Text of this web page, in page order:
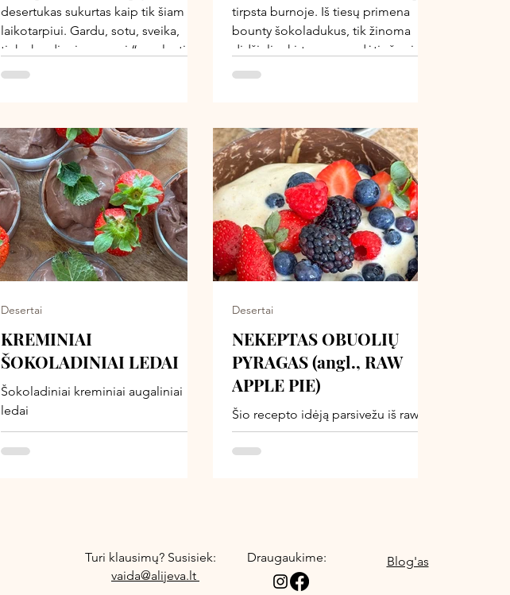
desertukas sukurtas kaip tik šiam
laikotarpiui. Gardu, sotu, sveika,
tinka kasdieniam norui “suvalgyti
kažką skanaus” patenkinti, kaip
kai susirinksite rudenėlio arbatėlei.
tirpsta burnoje. Iš tiesų primena
bounty šokoladukus, tik žinoma
didžiulis skirtumas - sudėtis švari, be
pridėtinio cukraus, ingredientai
pačioms ir vaišinti mylimuosius.
KREMINIAI
ŠOKOLADINIAI LEDAI
Šokoladiniai kreminiai augaliniai
ledai
Desertai
NEKEPTAS OBUOLIŲ
PYRAGAS (angl., RAW
APPLE PIE)
Šio recepto idėją parsivežu iš raw
plant based šefų rengimo kursų. Tik
ją šiek tiek praturtinau pagal savo
labai lengvo ir pietų metu)
patiekalas. Išbandykite, neabejoju,
Desertai
Turi klausimų? Susisiek:
vaida@alijeva.lt
Draugaukime: Blog'as